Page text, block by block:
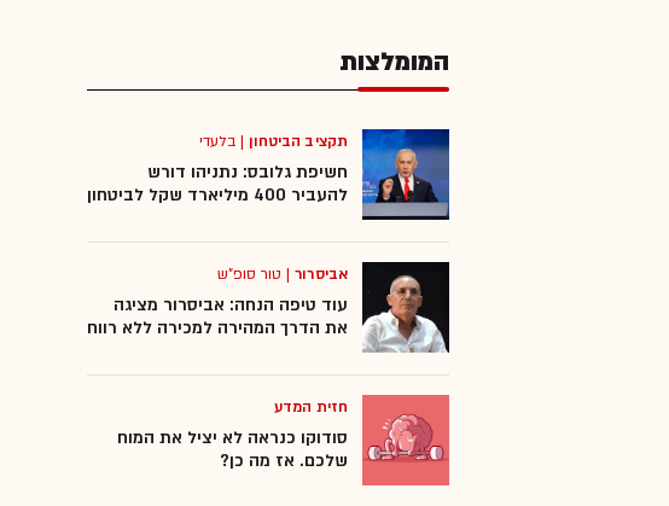
המומלצות
תקציב הביטחון |בלעדי
חשיפת גלובס: נתניהו דורש
להעביר 400 מיליארד שקל לביטחון
אביסרור| טור סופ"ש
עוד טיפה הנחה: אביסרור מציגה
את הדרך המהירה למכירה ללא רווח
חזית המדע
סודוקו כנראה לא יציל את המוח
שלכם. אז מה כן?